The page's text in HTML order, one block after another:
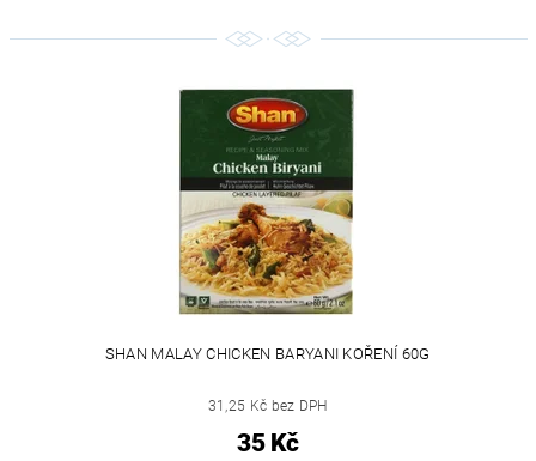
SHAN MALAY CHICKEN BARYANI KOŘENÍ 60G
31,25 Kč bez DPH
35 Kč